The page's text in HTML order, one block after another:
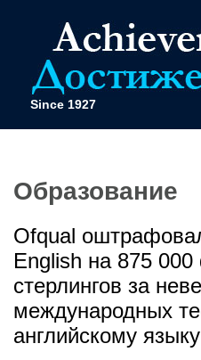
Since 1927
Образование
Ofqual
English на 875
стерлингов за
международных
английскому языку